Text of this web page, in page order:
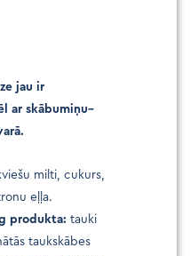
jau ir
ar skābumiņu–
milti, cukurs,
eļļa.
produkta: tauki
taukskābes